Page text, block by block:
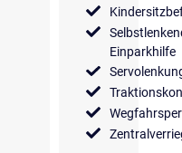
Einparkhilfe